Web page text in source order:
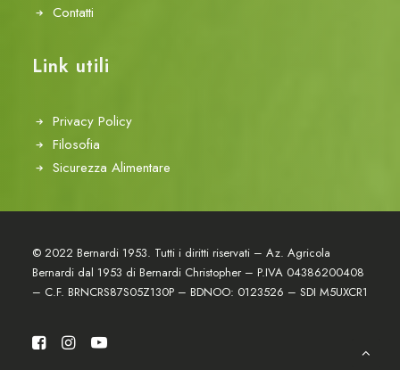
Contatti
Link utili
Privacy Policy
Filosofia
Sicurezza Alimentare
© 2022 Bernardi 1953. Tutti i diritti riservati – Az. Agricola
Bernardi dal 1953 di Bernardi Christopher – P.IVA 04386200408
– C.F. BRNCRS87S05Z130P – BDNOO: 0123526 – SDI M5UXCR1